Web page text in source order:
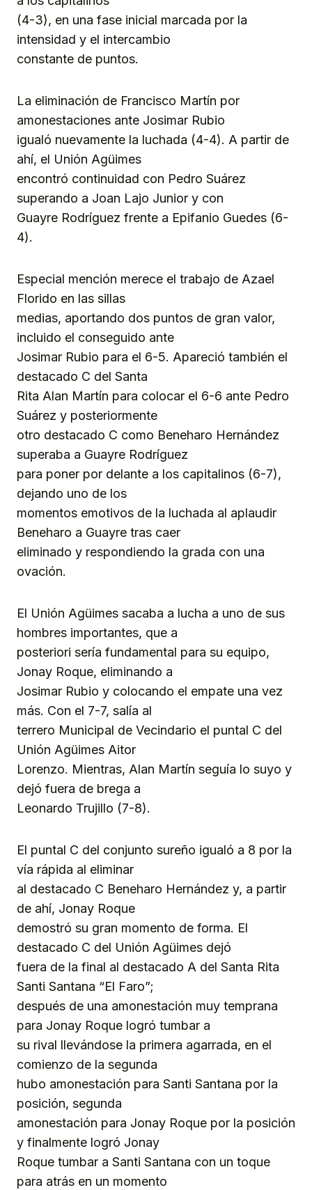
(4-3), en una fase inicial marcada por la
intensidad y el intercambio
constante de puntos.
La eliminación de Francisco Martín por
amonestaciones ante Josimar Rubio
igualó nuevamente la luchada (4-4). A partir de
ahí, el Unión Agüimes
encontró continuidad con Pedro Suárez
superando a Joan Lajo Junior y con
Guayre Rodríguez frente a Epifanio Guedes (6-
4).
Especial mención merece el trabajo de Azael
Florido en las sillas
medias, aportando dos puntos de gran valor,
incluido el conseguido ante
Josimar Rubio para el 6-5. Apareció también el
destacado C del Santa
Rita Alan Martín para colocar el 6-6 ante Pedro
Suárez y posteriormente
otro destacado C como Beneharo Hernández
superaba a Guayre Rodríguez
para poner por delante a los capitalinos (6-7),
dejando uno de los
momentos emotivos de la luchada al aplaudir
Beneharo a Guayre tras caer
eliminado y respondiendo la grada con una
ovación.
El Unión Agüimes sacaba a lucha a uno de sus
hombres importantes, que a
posteriori sería fundamental para su equipo,
Jonay Roque, eliminando a
Josimar Rubio y colocando el empate una vez
más. Con el 7-7, salía al
terrero Municipal de Vecindario el puntal C del
Unión Agüimes Aitor
Lorenzo. Mientras, Alan Martín seguía lo suyo y
dejó fuera de brega a
Leonardo Trujillo (7-8).
El puntal C del conjunto sureño igualó a 8 por la
vía rápida al eliminar
al destacado C Beneharo Hernández y, a partir
de ahí, Jonay Roque
demostró su gran momento de forma. El
destacado C del Unión Agüimes dejó
fuera de la final al destacado A del Santa Rita
Santi Santana “El Faro”;
después de una amonestación muy temprana
para Jonay Roque logró tumbar a
su rival llevándose la primera agarrada, en el
comienzo de la segunda
hubo amonestación para Santi Santana por la
posición, segunda
amonestación para Jonay Roque por la posición
y finalmente logró Jonay
Roque tumbar a Santi Santana con un toque
para atrás en un momento